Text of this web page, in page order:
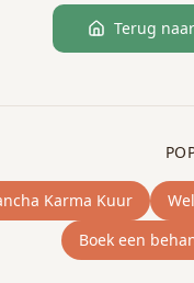
Terug
Karma Kuur
Boek een